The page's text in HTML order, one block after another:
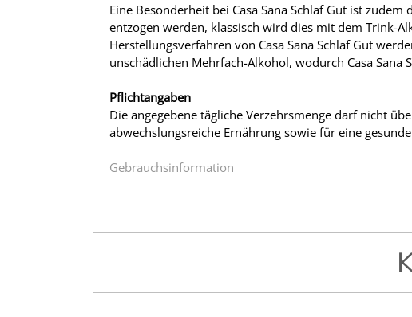
Eine Besonderheit bei Casa Sana Schlaf Gut ist
entzogen werden, klassisch wird dies mit dem Trink-
Herstellungsverfahren von Casa Sana Schlaf Gut
unschädlichen Mehrfach-Alkohol, wodurch Casa
Pflichtangaben
Die angegebene tägliche Verzehrsmenge darf nicht
abwechslungsreiche Ernährung sowie für eine
Gebrauchsinformation